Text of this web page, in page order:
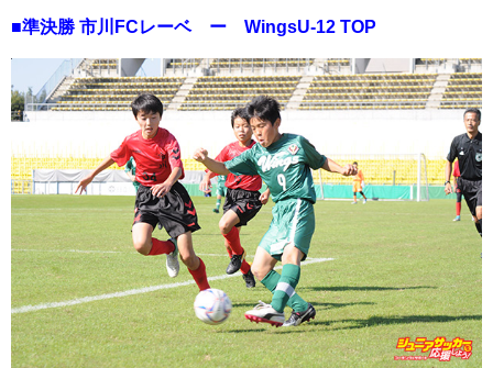
■準決勝 市川FCレーベ ー WingsU-12 TOP